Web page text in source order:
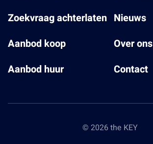
Zoekvraag achterlaten
Aanbod koop
Aanbod huur
Nieuws
Over ons
Contact
© 2026 the KEY